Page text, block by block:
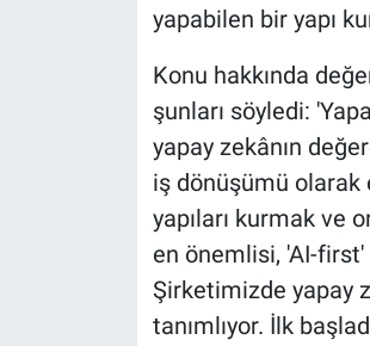
yapabilen bir yapı
Konu hakkında
şunları söyledi:
yapay zekânın
iş dönüşümü olarak
yapıları kurmak ve
en önemlisi, 'AI-
Şirketimizde yapay
tanımlıyor. İlk